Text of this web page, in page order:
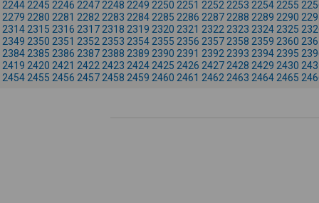
2244 2245 2246 2247 2248 2249 2250 2251 2252 2253 2254 2255
2279 2280 2281 2282 2283 2284 2285 2286 2287 2288 2289 2290
2314 2315 2316 2317 2318 2319 2320 2321 2322 2323 2324 2325
2349 2350 2351 2352 2353 2354 2355 2356 2357 2358 2359 2360
2384 2385 2386 2387 2388 2389 2390 2391 2392 2393 2394 2395
2419 2420 2421 2422 2423 2424 2425 2426 2427 2428 2429 2430
2454 2455 2456 2457 2458 2459 2460 2461 2462 2463 2464 2465